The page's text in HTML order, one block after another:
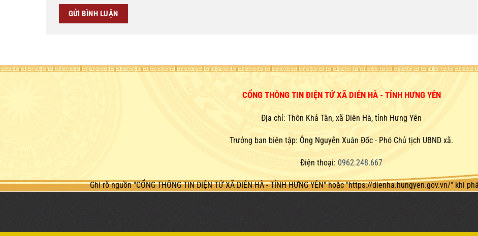
CỔNG THÔNG TIN ĐIỆN TỬ XÃ DIÊN HÀ - TỈNH HƯNG YÊN
Địa chỉ: Thôn Khả Tân, xã Diên Hà, tỉnh Hưng Yên
Trưởng ban biên tập: Ông Nguyễn Xuân Đốc - Phó Chủ tịch UBND xã.
Điện thoại: 0962.248.667
Ghi rõ nguồn "CỔNG THÔNG TIN ĐIỆN TỬ XÃ DIÊN HÀ - TỈNH HƯNG YÊN" hoặc"https://dienha.hungyen.gov.vn/" khi